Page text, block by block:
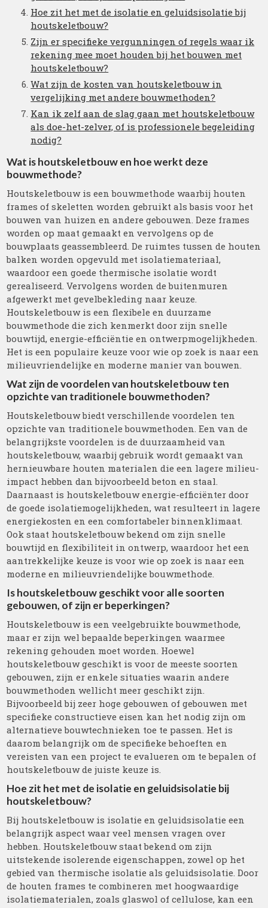
Hoe zit het met de isolatie en geluidsisolatie bij
houtskeletbouw?
Zijn er specifieke vergunningen of regels waar ik
rekening mee moet houden bij het bouwen met
houtskeletbouw?
Wat zijn de kosten van houtskeletbouw in
vergelijking met andere bouwmethoden?
Kan ik zelf aan de slag gaan met houtskeletbouw
als doe-het-zelver, of is professionele begeleiding
nodig?
Wat is houtskeletbouw en hoe werkt deze
bouwmethode?
Houtskeletbouw is een bouwmethode waarbij houten
frames of skeletten worden gebruikt als basis voor het
bouwen van huizen en andere gebouwen. Deze frames
worden op maat gemaakt en vervolgens op de
bouwplaats geassembleerd. De ruimtes tussen de houten
balken worden opgevuld met isolatiemateriaal,
waardoor een goede thermische isolatie wordt
gerealiseerd. Vervolgens worden de buitenmuren
afgewerkt met gevelbekleding naar keuze.
Houtskeletbouw is een flexibele en duurzame
bouwmethode die zich kenmerkt door zijn snelle
bouwtijd, energie-efficiëntie en ontwerpmogelijkheden.
Het is een populaire keuze voor wie op zoek is naar een
milieuvriendelijke en moderne manier van bouwen.
Wat zijn de voordelen van houtskeletbouw ten
opzichte van traditionele bouwmethoden?
Houtskeletbouw biedt verschillende voordelen ten
opzichte van traditionele bouwmethoden. Een van de
belangrijkste voordelen is de duurzaamheid van
houtskeletbouw, waarbij gebruik wordt gemaakt van
hernieuwbare houten materialen die een lagere milieu-
impact hebben dan bijvoorbeeld beton en staal.
Daarnaast is houtskeletbouw energie-efficiënter door
de goede isolatiemogelijkheden, wat resulteert in lagere
energiekosten en een comfortabeler binnenklimaat.
Ook staat houtskeletbouw bekend om zijn snelle
bouwtijd en flexibiliteit in ontwerp, waardoor het een
aantrekkelijke keuze is voor wie op zoek is naar een
moderne en milieuvriendelijke bouwmethode.
Is houtskeletbouw geschikt voor alle soorten
gebouwen, of zijn er beperkingen?
Houtskeletbouw is een veelgebruikte bouwmethode,
maar er zijn wel bepaalde beperkingen waarmee
rekening gehouden moet worden. Hoewel
houtskeletbouw geschikt is voor de meeste soorten
gebouwen, zijn er enkele situaties waarin andere
bouwmethoden wellicht meer geschikt zijn.
Bijvoorbeeld bij zeer hoge gebouwen of gebouwen met
specifieke constructieve eisen kan het nodig zijn om
alternatieve bouwtechnieken toe te passen. Het is
daarom belangrijk om de specifieke behoeften en
vereisten van een project te evalueren om te bepalen of
houtskeletbouw de juiste keuze is.
Hoe zit het met de isolatie en geluidsisolatie bij
houtskeletbouw?
Bij houtskeletbouw is isolatie en geluidsisolatie een
belangrijk aspect waar veel mensen vragen over
hebben. Houtskeletbouw staat bekend om zijn
uitstekende isolerende eigenschappen, zowel op het
gebied van thermische isolatie als geluidsisolatie. Door
de houten frames te combineren met hoogwaardige
isolatiematerialen, zoals glaswol of cellulose, kan een